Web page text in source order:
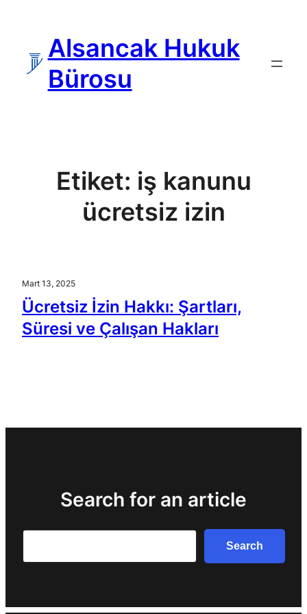
Alsancak Hukuk
Bürosu
Etiket: iş kanunu
ücretsiz izin
Mart 13, 2025
Ücretsiz İzin Hakkı: Şartları,
Süresi ve Çalışan Hakları
Search for an article
Search